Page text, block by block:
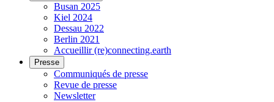
Busan 2025
Kiel 2024
Dessau 2022
Berlin 2021
Accueillir (re)connecting.earth
Presse
Communiqués de presse
Revue de presse
Newsletter